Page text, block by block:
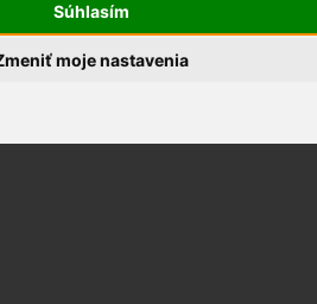
Súhlasím
moje nastavenia
kľučky a